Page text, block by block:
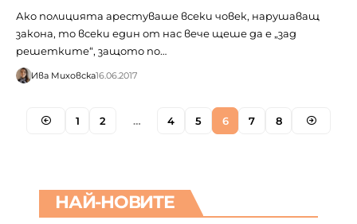
Ако полицията арестуваше всеки човек, нарушаващ
закона, то всеки един от нас вече щеше да е „зад
решетките“, защото по…
Ива Миховска16.06.2017
1 2 … 4 5 6 7 8
НАЙ-НОВИТЕ